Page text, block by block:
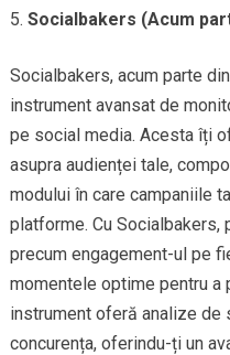
Socialbakers (Acum
Socialbakers, acum parte
instrument avansat de
pe social media. Acesta îți
asupra audienței tale,
modului în care campaniile
platforme. Cu Socialbakers,
precum engagement-ul pe
momentele optime pentru a
instrument oferă analize de
concurența, oferindu-ți un